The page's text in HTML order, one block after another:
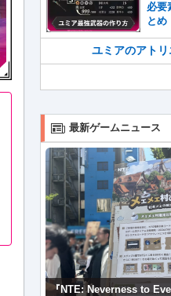
必要
とめ
ユミアのアト
最新ゲームニュース
『NTE: Neverness to